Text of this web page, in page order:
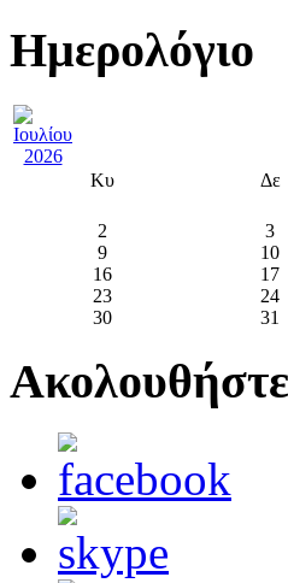
Ημερολόγιο
Κυ Δε
2 3
9
10
16
17
23
24
30
31